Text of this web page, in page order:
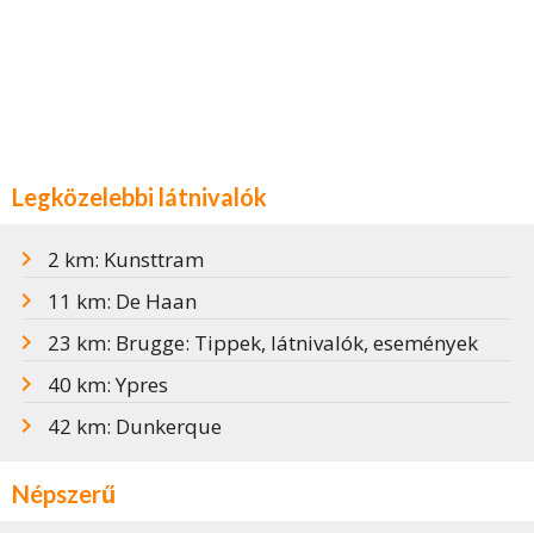
Legközelebbi látnivalók
2 km: Kunsttram
11 km: De Haan
23 km: Brugge: Tippek, látnivalók, események
40 km: Ypres
42 km: Dunkerque
Népszerű